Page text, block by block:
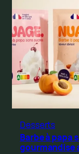
Desserts
Barbe à papa
gourmandise